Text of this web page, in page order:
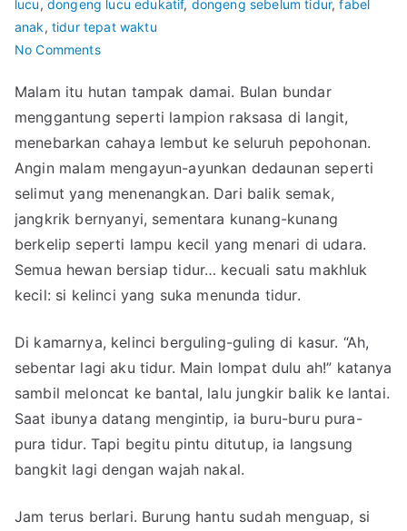
lucu, dongeng lucu edukatif, dongeng sebelum tidur,fabel
anak, tidur tepat waktu
No Commentson
Si
Kelinci
yang
Suka
Tidur
Malam itu hutan tampak damai. Bulan bundar
menggantung seperti lampion raksasa di langit,
menebarkan cahaya lembut ke seluruh pepohonan.
Angin malam mengayun-ayunkan dedaunan seperti
selimut yang menenangkan. Dari balik semak,
jangkrik bernyanyi, sementara kunang-kunang
berkelip seperti lampu kecil yang menari di udara.
Semua hewan bersiap tidur… kecuali satu makhluk
kecil: si kelinci yang suka menunda tidur.
Di kamarnya, kelinci berguling-guling di kasur. “Ah,
sebentar lagi aku tidur. Main lompat dulu ah!” katanya
sambil meloncat ke bantal, lalu jungkir balik ke lantai.
Saat ibunya datang mengintip, ia buru-buru pura-
pura tidur. Tapi begitu pintu ditutup, ia langsung
bangkit lagi dengan wajah nakal.
Jam terus berlari. Burung hantu sudah menguap, si